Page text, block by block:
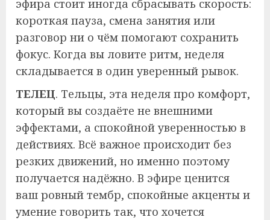
эфира стоит иногда сбрасывать скорость:
короткая пауза, смена занятия или
разговор ни о чём помогают сохранить
фокус. Когда вы ловите ритм, неделя
складывается в один уверенный рывок.
ТЕЛЕЦ. Тельцы, эта неделя про комфорт,
который вы создаёте не внешними
эффектами, а спокойной уверенностью в
действиях. Всё важное происходит без
резких движений, но именно поэтому
получается надёжно. В эфире ценится
ваш ровный тембр, спокойные акценты и
умение говорить так, что хочется